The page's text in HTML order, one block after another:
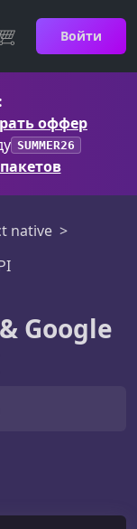
Войти
оффер
SUMMER26
native
Google